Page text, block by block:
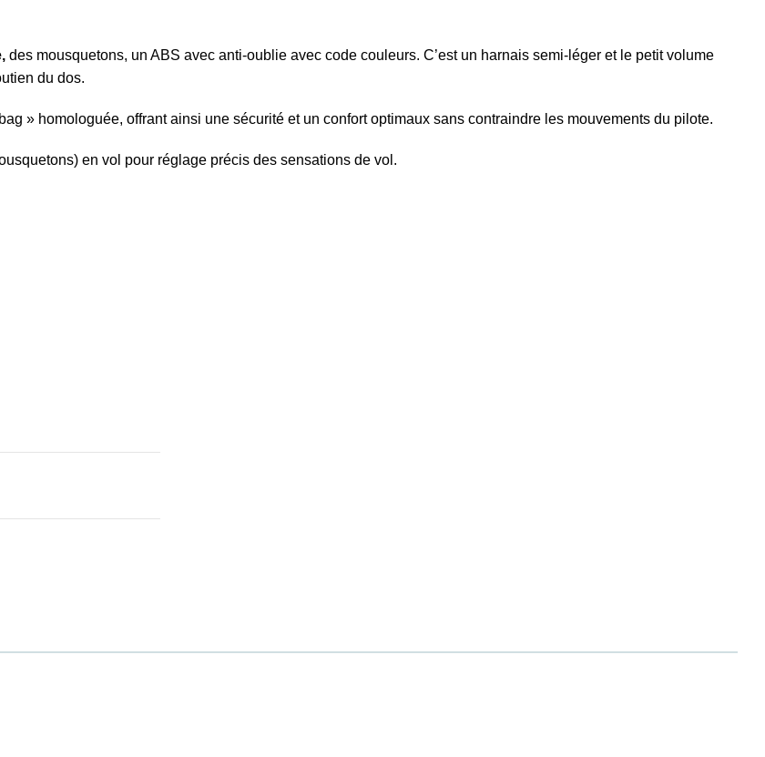
des mousquetons, un ABS avec anti-oublie avec code couleurs. C’est un harnais semi-léger et le petit volume
du dos.
» homologuée, offrant ainsi une sécurité et un confort optimaux sans contraindre les mouvements du pilote.
en vol pour réglage précis des sensations de vol.